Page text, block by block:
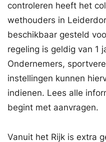
controleren heeft het
wethouders in
beschikbaar gesteld
regeling is geldig van 1
Ondernemers,
instellingen kunnen
indienen. Lees alle
begint met aanvragen.
Vanuit het Rijk is extra